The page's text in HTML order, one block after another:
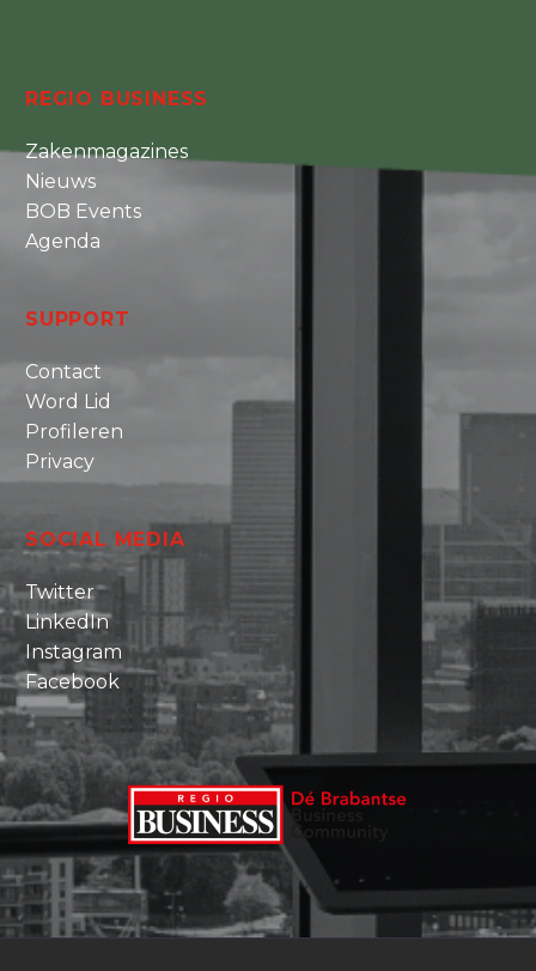
REGIO BUSINESS
Zakenmagazines
Nieuws
BOB Events
Agenda
SUPPORT
Contact
Word Lid
Profileren
Privacy
SOCIAL MEDIA
Twitter
LinkedIn
Instagram
Facebook